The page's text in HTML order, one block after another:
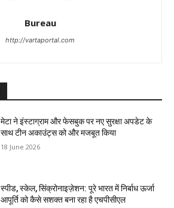
Bureau
http://vartaportal.com
मेटा ने इंस्टाग्राम और फेसबुक पर नए सुरक्षा अपडेट के
साथ टीन अकाउंट्स को और मजबूत किया
18 June 2026
स्पीड, स्केल, सिंक्रोनाइज़ेशन: पूरे भारत में निर्बाध ऊर्जा
आपूर्ति को कैसे सशक्त बना रहा है एचपीसीएल